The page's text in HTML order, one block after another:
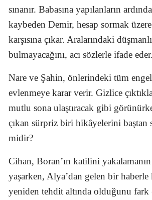
sınanır. Babasına yapılanların
kaybeden Demir, hesap sormak üzere
karşısına çıkar. Aralarındaki
bulmayacağını, acı sözlerle ifade eder.
Nare ve Şahin, önlerindeki tüm
evlenmeye karar verir. Gizlice
mutlu sona ulaştıracak gibi
çıkan sürpriz biri hikâyelerini baştan
midir?
Cihan, Boran’ın katilini yakalamanın
yaşarken, Alya’dan gelen bir haberle
yeniden tehdit altında olduğunu fark